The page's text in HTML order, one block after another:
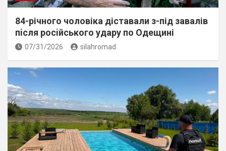
84-річного чоловіка діставали з-під завалів
пiсля росiйського удару по Одещині
07/31/2026 silahromad